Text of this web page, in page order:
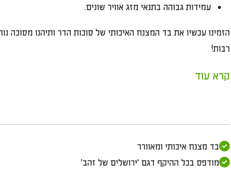
עמידות גבוהה בתנאי מזג אוויר שונים.
הזמינו עכשיו את בד המצנח האיכותי של סוכות הדר ותיהנו מסוכה
רבות!
קרא עוד
בד מצנח איכותי ומאוורר
מודפס בכל ההיקף דגם 'ירושלים של זהב'